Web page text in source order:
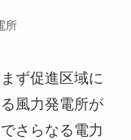
所
ず促進区域に
風力発電所が
さらなる電力